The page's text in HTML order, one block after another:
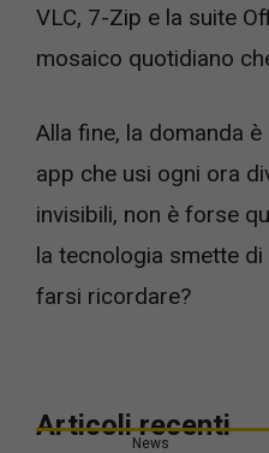
VLC, 7-Zip e la suite
mosaico quotidiano
Alla fine, la domanda
app che usi ogni ora
invisibili, non è forse
la tecnologia smette
farsi ricordare?
Articoli recenti
News